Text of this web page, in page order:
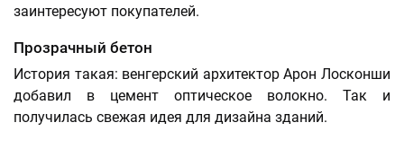
заинтересуют покупателей.
Прозрачный бетон
История такая: венгерский архитектор Арон Лосконши
добавил в цемент оптическое волокно. Так и
получилась свежая идея для дизайна зданий.